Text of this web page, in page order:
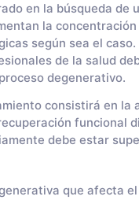
en la búsqueda de
la
según sea el
de la salud
degenerativo.
consistirá en la
funcional
debe estar
que afecta